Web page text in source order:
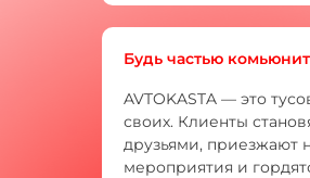
Будь частью
AVTOKASTA — это
своих. Клиенты
друзьями, приезжают
мероприятия и